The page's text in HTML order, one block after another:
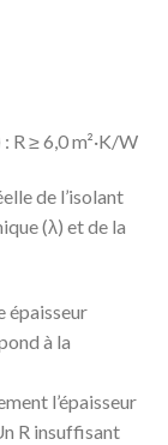
R ≥ 6,0 m²·K/W
de l’isolant
(λ) et de la
épaisseur
à la
l’épaisseur
R insuffisant